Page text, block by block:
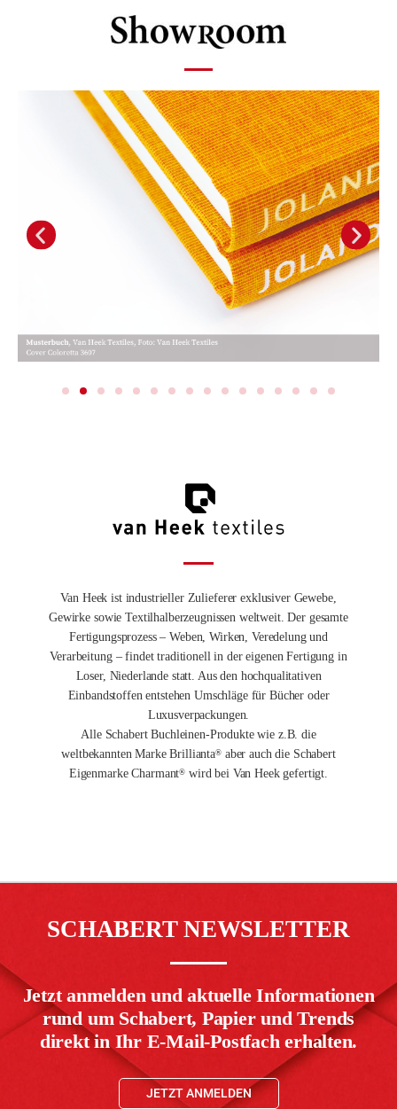
Van Heek ist industrieller Zulieferer exklusiver Gewebe,
Gewirke sowie Textilhalberzeugnissen weltweit. Der gesamte
Fertigungsprozess – Weben, Wirken, Veredelung und
Verarbeitung – findet traditionell in der eigenen Fertigung in
Loser, Niederlande statt. Aus den hochqualitativen
Einbandstoffen entstehen Umschläge für Bücher oder
Luxusverpackungen.
Alle Schabert Buchleinen-Produkte wie z.B. die
weltbekannten Marke Brillianta®aber auch die Schabert
Eigenmarke Charmant® wird bei Van Heek gefertigt.
SCHABERT NEWSLETTER
Jetzt anmelden und aktuelle Informationen
rund um Schabert, Papier und Trends
direkt in Ihr E-Mail-Postfach erhalten.
JETZT ANMELDEN